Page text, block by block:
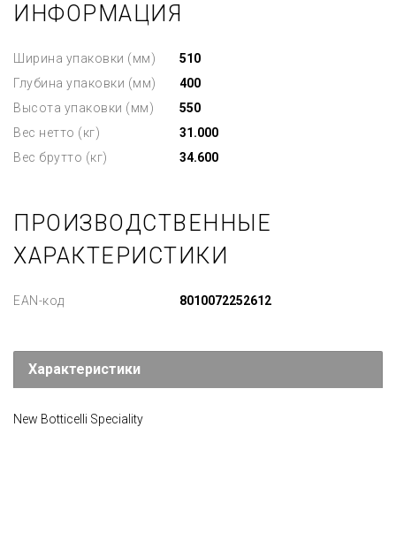
ИНФОРМАЦИЯ
Ширина упаковки (мм)
510
Глубина упаковки (мм)
400
Высота упаковки (мм)
550
Вес нетто (кг)
31.000
Вес брутто (кг)
34.600
ПРОИЗВОДСТВЕННЫЕ
ХАРАКТЕРИСТИКИ
EAN-код 8010072252612
Характеристики
New Botticelli Speciality